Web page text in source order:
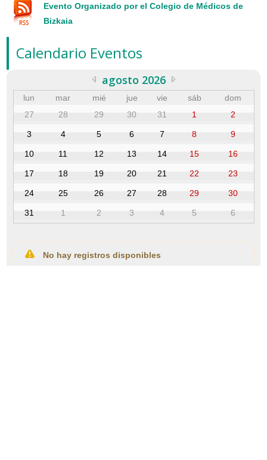
Evento Organizado por el Colegio de Médicos de
Bizkaia
Calendario Eventos
agosto 2026
lun mar mié jue vie sáb
dom
27
28 29 30 31 1 2
3 4 5 6 7 8 9
10 11 12 13 14 15 16
17 18 19 20 21 22 23
24 25 26 27 28 29 30
31 1 2 3 4 5 6
No hay registros disponibles